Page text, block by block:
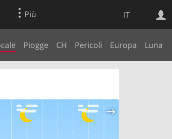
IT
Più
Piogge CH Pericoli Europa Luna
Ricerca Web